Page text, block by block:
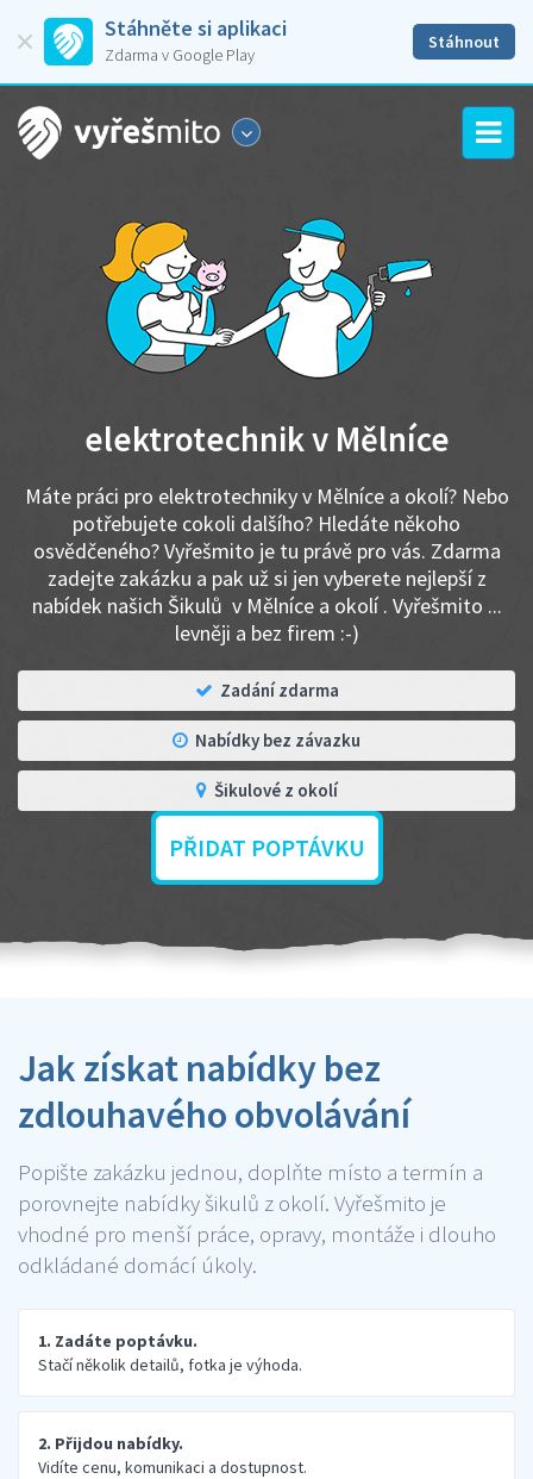
Stáhněte si aplikaci
Zdarma v Google Play
Stáhnout
elektrotechnik v Mělníce
Máte práci pro elektrotechniky v Mělníce a okolí? Nebo
potřebujete cokoli dalšího? Hledáte někoho
osvědčeného? Vyřešmito je tu právě pro vás. Zdarma
zadejte zakázku a pak už si jen vyberete nejlepší z
nabídek našich Šikulů v Mělníce a okolí . Vyřešmito ...
levněji a bez firem :-)
Zadání zdarma
Nabídky bez závazku
Šikulové z okolí
PŘIDAT POPTÁVKU
Jak získat nabídky bez
zdlouhavého obvolávání
Popište zakázku jednou, doplňte místo a termín a
porovnejte nabídky šikulů z okolí. Vyřešmito je
vhodné pro menší práce, opravy, montáže i dlouho
odkládané domácí úkoly.
1. Zadáte poptávku.
Stačí několik detailů, fotka je výhoda.
2. Přijdou nabídky.
Vidíte cenu, komunikaci a dostupnost.